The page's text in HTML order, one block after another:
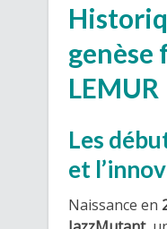
genèse
LEMUR
Les
et
Naissance en